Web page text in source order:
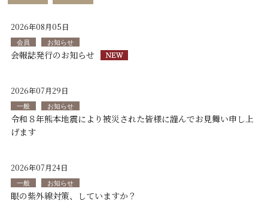
2026年08月05日
会員 お知らせ
会報誌発行のお知らせ
2026年07月29日
一般 お知らせ
令和８年熊本地震により被災された皆様に謹んでお見舞い申し上
げます
2026年07月24日
一般 お知らせ
眼の紫外線対策、していますか？